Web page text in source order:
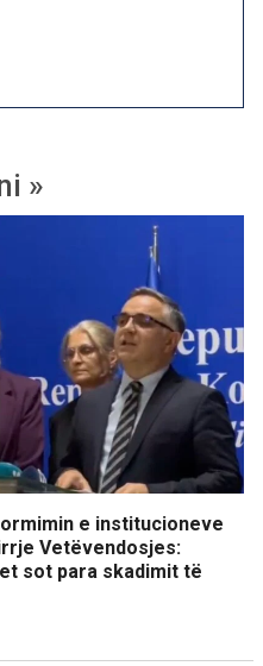
»
e institucioneve
Vetëvendosjes:
sot para skadimit të